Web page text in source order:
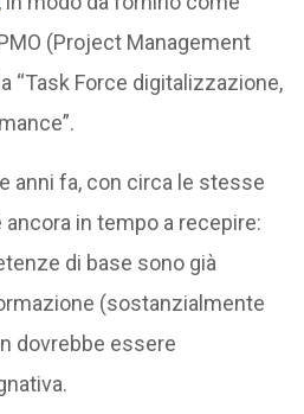
(Project Management
“Task Force digitalizzazione,
anni fa, con circa le stesse
in tempo a recepire:
di base sono già
(sostanzialmente
dovrebbe essere